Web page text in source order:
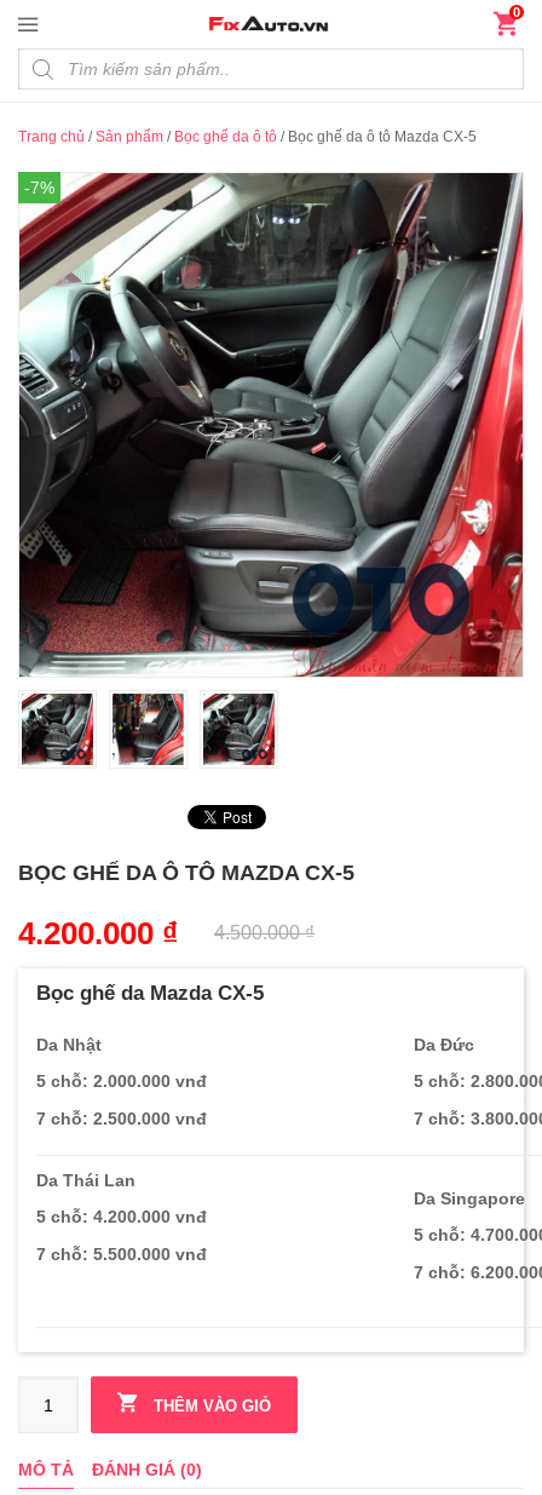
0
Products search
Trang chủ /Sản phẩm / Bọc ghế da ô tô / Bọc ghế da ô tô Mazda CX-5
-7%
BỌC GHẾ DA Ô TÔ MAZDA CX-5
4.500.000₫
4.200.000 ₫
Bọc ghế da Mazda CX-5
Da Nhật
5 chỗ: 2.000.000 vnđ
7 chỗ: 2.500.000 vnđ
Da Đức
5 chỗ:
7 chỗ:
Da Thái Lan
5 chỗ: 4.200.000 vnđ
7 chỗ: 5.500.000 vnđ
Da Singapore
5 chỗ:
7 chỗ:
THÊM VÀO GIỎ
MÔ TẢ ĐÁNH GIÁ (0)